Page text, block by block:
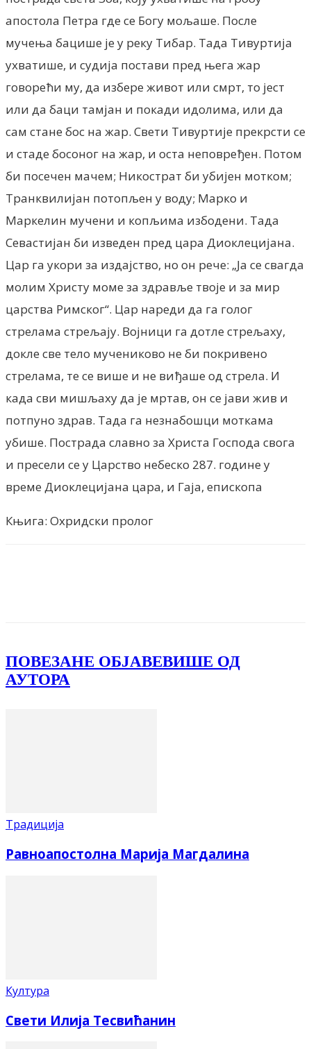
апостола Петра где се Богу мољаше. После
мучења бацише је у реку Тибар. Тада Тивуртија
ухватише, и судија постави пред њега жар
говорећи му, да избере живот или смрт, то јест
или да баци тамјан и покади идолима, или да
сам стане бос на жар. Свети Тивуртије прекрсти се
и стаде босоног на жар, и оста неповређен. Потом
би посечен мачем; Никострат би убијен мотком;
Транквилијан потопљен у воду; Марко и
Маркелин мучени и копљима избодени. Тада
Севастијан би изведен пред цара Диоклецијана.
Цар га укори за издајство, но он рече: „Ја се свагда
молим Христу моме за здравље твоје и за мир
царства Римског“. Цар нареди да га голог
стрелама стрељају. Војници га дотле стрељаху,
докле све тело мучениково не би покривено
стрелама, те се више и не виђаше од стрела. И
када сви мишљаху да је мртав, он се јави жив и
потпуно здрав. Тада га незнабошци моткама
убише. Пострада славно за Христа Господа свога
и пресели се у Царство небеско 287. године у
време Диоклецијана цара, и Гаја, епископа
Књига: Охридски пролог
ПОВЕЗАНЕ ОБЈАВЕВИШЕ ОД
АУТОРА
Традиција
Равноапостолна Марија Магдалина
Култура
Свети Илија Тесвићанин